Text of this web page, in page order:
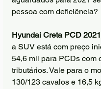
pessoa com deficiência?
Hyundai Creta PCD 2021
a SUV está com preço
54,6 mil para PCDs com
tributários. Vale para o
130/123 cavalos e 16,5